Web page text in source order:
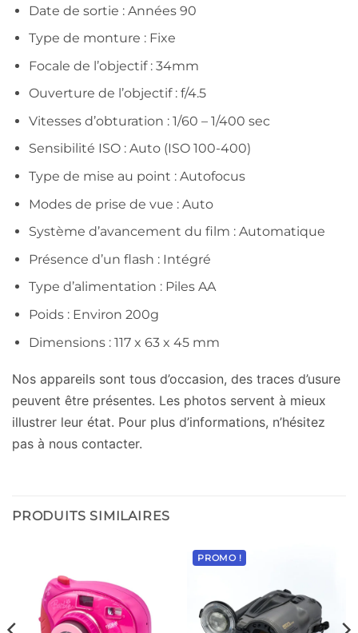
Date de sortie : Années 90
Type de monture : Fixe
Focale de l’objectif : 34mm
Ouverture de l’objectif : f/4.5
Vitesses d’obturation : 1/60 – 1/400 sec
Sensibilité ISO : Auto (ISO 100-400)
Type de mise au point : Autofocus
Modes de prise de vue : Auto
Système d’avancement du film : Automatique
Présence d’un flash : Intégré
Type d’alimentation : Piles AA
Poids : Environ 200g
Dimensions : 117 x 63 x 45 mm
Nos appareils sont tous d’occasion, des traces d’usure
peuvent être présentes. Les photos servent à mieux
illustrer leur état. Pour plus d’informations, n’hésitez
pas à nous contacter.
PRODUITS SIMILAIRES
PROMO !